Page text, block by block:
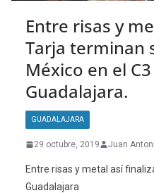
Entre risas y
Tarja terminan
México en el
Guadalajara.
GUADALAJARA
29 octubre, 2019 Juan
Entre risas y metal así
Guadalajara